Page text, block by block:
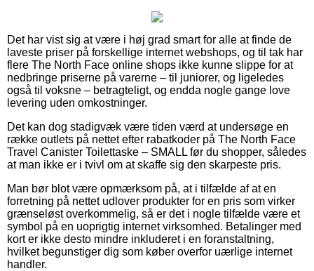
Det har vist sig at være i høj grad smart for alle at finde de
laveste priser på forskellige internet webshops, og til tak har
flere The North Face online shops ikke kunne slippe for at
nedbringe priserne på varerne – til juniorer, og ligeledes
også til voksne – betragteligt, og endda nogle gange love
levering uden omkostninger.
Det kan dog stadigvæk være tiden værd at undersøge en
række outlets på nettet efter rabatkoder på The North Face
Travel Canister Toilettaske – SMALL før du shopper, således
at man ikke er i tvivl om at skaffe sig den skarpeste pris.
Man bør blot være opmærksom på, at i tilfælde af at en
forretning på nettet udlover produkter for en pris som virker
grænseløst overkommelig, så er det i nogle tilfælde være et
symbol på en uoprigtig internet virksomhed. Betalinger med
kort er ikke desto mindre inkluderet i en foranstaltning,
hvilket begunstiger dig som køber overfor uærlige internet
handler.